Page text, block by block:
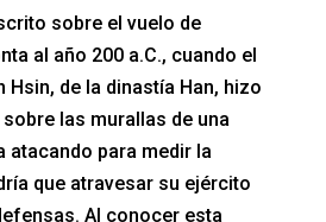
sobre el vuelo de
al año 200 a.C., cuando el
Hsin, de la dinastía Han, hizo
las murallas de una
atacando para medir la
que atravesar su ejército
Al conocer esta